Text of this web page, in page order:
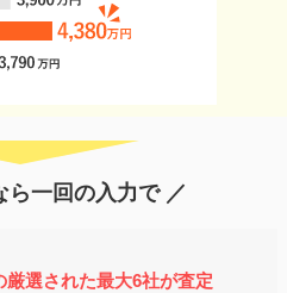
ら一回の入力で ／
厳選された最大6社が査定